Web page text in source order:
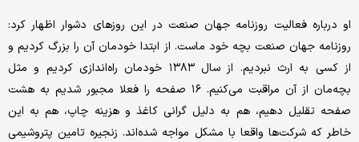
او درباره فعالیت روزنامه جهان صنعت در این روزهای دشوار اظهار کرد:
روزنامه جهان صنعت بچه خود ماست. از ابتدا خودمان آن را بزرگ کردیم و
از کسی به ارث نبردیم. از سال ۱۳۸۳ خودمان راه‌اندازی کردیم و مثل
بچه‌مان از آن مراقبت می‌کنیم. ۱۶ صفحه را فعلا مجبور شدیم به هشت
صفحه تقلیل دهیم، هم به دلیل گرانی کاغذ و هزینه چاپ، هم به این
خاطر که شرکت‌ها واقعا با مشکل مواجه شده‌اند. زنجیره تامین پتروشیمی